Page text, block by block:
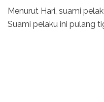
Menurut Hari, suami
Suami pelaku ini pulang